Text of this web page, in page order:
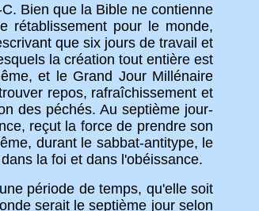
Bien que la Bible ne contienne
rétablissement pour le monde,
que six jours de travail et
la création tout entière est
et le Grand Jour Millénaire
repos, rafraîchissement et
des péchés. Au septième jour-
reçut la force de prendre son
durant le sabbat-antitype, le
la foi et dans l'obéissance.
période de temps, qu'elle soit
serait le septième jour selon